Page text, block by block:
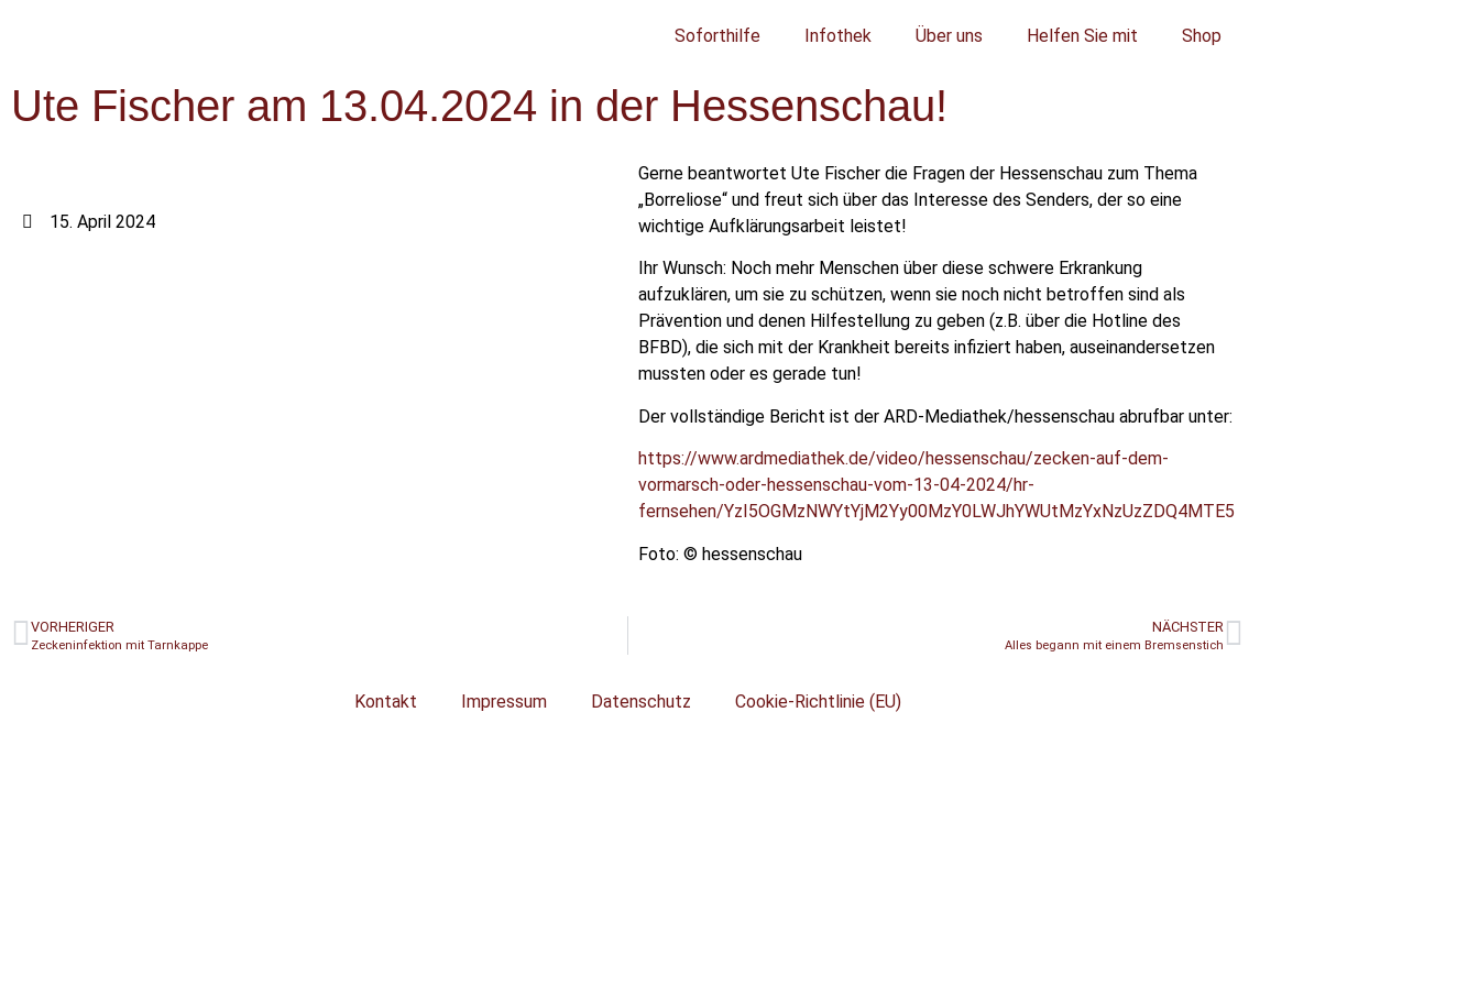
Soforthilfe Infothek Über uns Helfen Sie mit Shop
Ute Fischer am 13.04.2024 in der Hessenschau!
15. April 2024
Gerne beantwortet Ute Fischer die Fragen der Hessenschau zum Thema
„Borreliose“ und freut sich über das Interesse des Senders, der so eine
wichtige Aufklärungsarbeit leistet!
Ihr Wunsch: Noch mehr Menschen über diese schwere Erkrankung
aufzuklären, um sie zu schützen, wenn sie noch nicht betroffen sind als
Prävention und denen Hilfestellung zu geben (z.B. über die Hotline des
BFBD), die sich mit der Krankheit bereits infiziert haben, auseinandersetzen
mussten oder es gerade tun!
Der vollständige Bericht ist der ARD-Mediathek/hessenschau abrufbar unter:
https://www.ardmediathek.de/video/hessenschau/zecken-auf-dem-
vormarsch-oder-hessenschau-vom-13-04-2024/hr-
fernsehen/YzI5OGMzNWYtYjM2Yy00MzY0LWJhYWUtMzYxNzUzZDQ4MTE5
Foto: © hessenschau
VORHERIGER
Zeckeninfektion mit Tarnkappe
NÄCHSTER
Alles begann mit einem Bremsenstich
Kontakt Impressum Datenschutz Cookie-Richtlinie (EU)